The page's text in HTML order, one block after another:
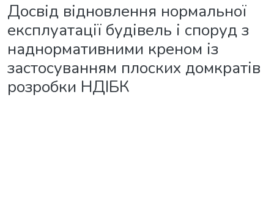
Досвід відновлення нормальної
експлуатації будівель і споруд з
наднормативними креном із
застосуванням плоских домкратів
розробки НДІБК